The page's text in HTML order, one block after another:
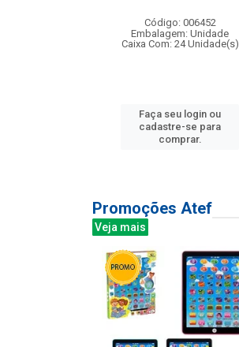
Código: 006452
Embalagem: Unidade
Caixa Com: 24 Unidade(s)
Faça seu login ou
cadastre-se para
comprar.
Promoções Atef
Veja mais